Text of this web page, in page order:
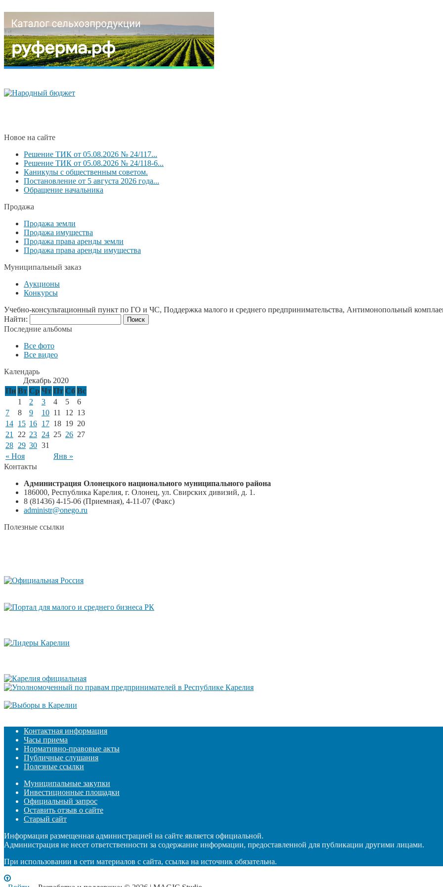
Новое на сайте
Решение ТИК от 05.08.2026 № 24/117...
Решение ТИК от 05.08.2026 № 24/118-6...
Каникулы с общественным советом.
Постановление от 5 августа 2026 года...
Обращение начальника
Продажа
Продажа земли
Продажа имущества
Продажа права аренды земли
Продажа права аренды имущества
Муниципальный заказ
Аукционы
Конкурсы
Учебно-консультационный пункт по ГО и ЧС, Поддержка малого и среднего предпринимательства, Антимонопольный
Найти:
Последние альбомы
Все фото
Все видео
Календарь
Декабрь 2020
Пн Вт Ср Чт Пт Сб Вс
« Ноя Янв »
1 2 3 4 5
6
7
8 9 10 11 12 13
14 15 16 17 18 19 20
21
22 23 24 25 26 27
28 29 30 31
Контакты
Администрация Олонецкого национального муниципального района
186000, Республика Карелия, г. Олонец, ул. Свирских дивизий, д. 1.
8 (81436) 4-15-06 (Приемная), 4-11-07 (Факс)
administr@onego.ru
Полезные ссылки
Контактная информация
Часы приема
Нормативно-правовые акты
Публичные слушания
Полезные ссылки
Муниципальные закупки
Инвестиционные площадки
Официальный запрос
Оставить отзыв о сайте
Старый сайт
Информация размещенная администрацией на сайте является официальной.
Администрация не несет ответственности за содержание информации, предоставленной для публикации другими лицами.
При использовании в сети материалов с сайта, ссылка на источник обязательна.